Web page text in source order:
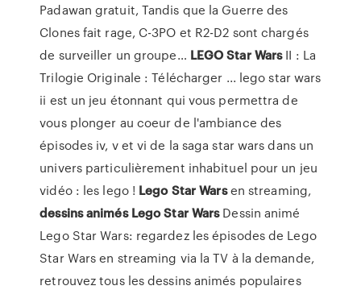
Padawan gratuit, Tandis que la Guerre des
Clones fait rage, C-3PO et R2-D2 sont chargés
de surveiller un groupe… LEGO Star WarsII : La
Trilogie Originale : Télécharger ... lego star wars
ii est un jeu étonnant qui vous permettra de
vous plonger au coeur de l'ambiance des
épisodes iv, v et vi de la saga star wars dans un
univers particulièrement inhabituel pour un jeu
vidéo : les lego ! Lego Star Warsen streaming,
dessinsanimés LegoStar WarsDessin animé
Lego Star Wars: regardez les épisodes de Lego
Star Wars en streaming via la TV à la demande,
retrouvez tous les dessins animés populaires